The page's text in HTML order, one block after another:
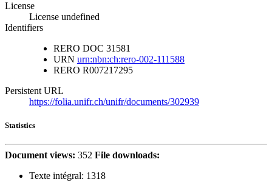
License
License undefined
Identifiers
RERO DOC 31581
URN urn:nbn:ch:rero-002-111588
RERO R007217295
Persistent URL
https://folia.unifr.ch/unifr/documents/302939
Statistics
Document views: 352 File downloads:
Texte intégral: 1318